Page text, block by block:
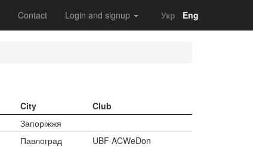
Contact Login and signup Укр Eng
City
Club
Запоріжжя
Павлоград
UBF ACWeDon